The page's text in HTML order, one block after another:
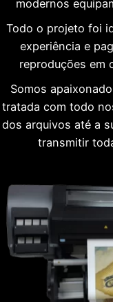
modernos
Todo o projeto foi
experiência e
reproduções em
Somos
tratada com todo
dos arquivos até a
transmitir